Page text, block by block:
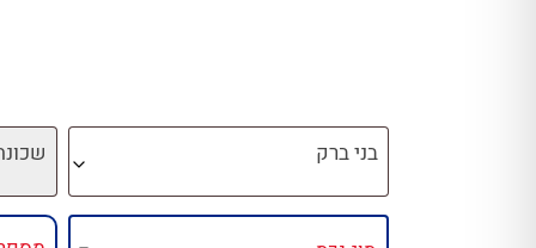
בני ברק